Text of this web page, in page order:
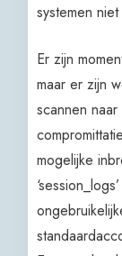
systemen
Er zijn
maar er zijn
scannen
mogelijke